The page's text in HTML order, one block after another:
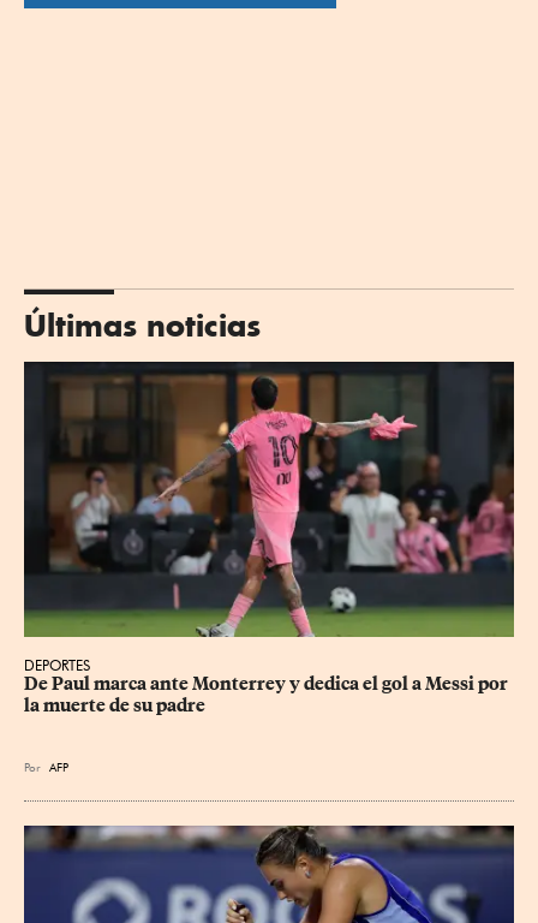
Últimas noticias
DEPORTES
De Paul marca ante Monterrey y dedica el gol a Messi por
la muerte de su padre
Por AFP